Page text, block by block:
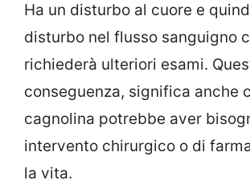
Ha un disturbo al cuore e
disturbo nel flusso sanguigno
richiederà ulteriori esami.
conseguenza, significa anche
cagnolina potrebbe aver
intervento chirurgico o di
la vita.